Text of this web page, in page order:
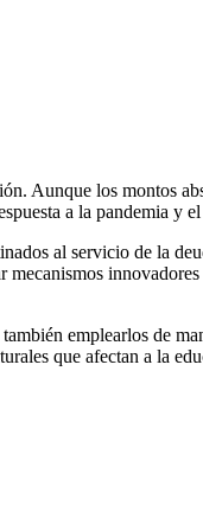
Aunque los montos
a la pandemia y
al servicio de la
emplearlos de
que afectan a la